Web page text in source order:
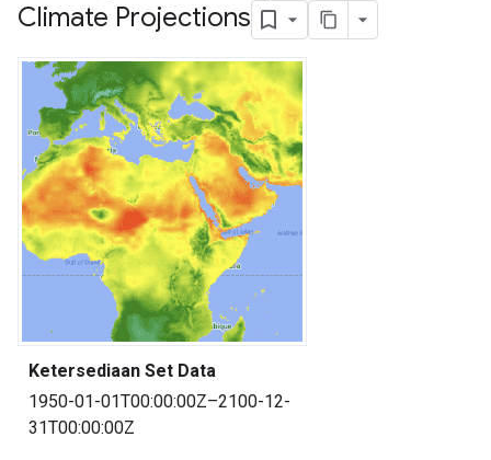
Climate Projections
Ketersediaan Set Data
1950-01-01T00:00:00Z–2100-12-
31T00:00:00Z